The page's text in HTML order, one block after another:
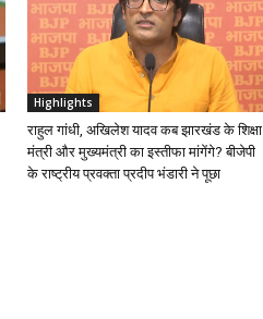
Highlights
राहुल गांधी, अखिलेश यादव कब झारखंड के शिक्षा
मंत्री और मुख्यमंत्री का इस्तीफा मांगेंगे? बीजेपी
के राष्ट्रीय प्रवक्ता प्रदीप भंडारी ने पूछा